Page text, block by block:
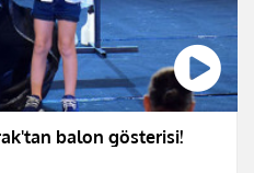
balon gösterisi!